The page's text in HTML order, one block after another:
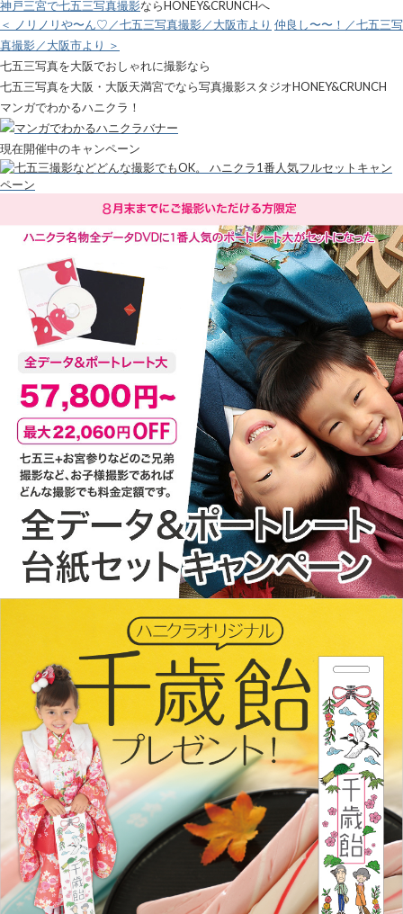
神戸三宮で七五三写真撮影ならHONEY&CRUNCHへ
＜ ノリノリや〜ん♡／七五三写真撮影／大阪市より 仲良し〜〜！／七五三写
真撮影／大阪市より ＞
七五三写真を大阪でおしゃれに撮影なら
七五三写真を大阪・大阪天満宮でなら写真撮影スタジオHONEY&CRUNCH
マンガでわかるハニクラ！
現在開催中のキャンペーン